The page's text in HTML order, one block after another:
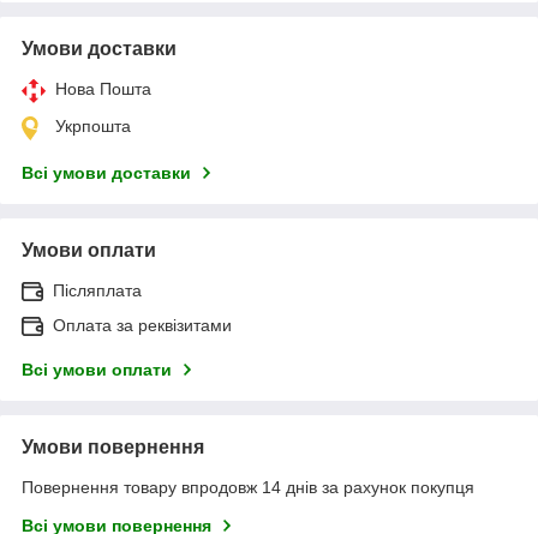
Умови доставки
Нова Пошта
Укрпошта
Всі умови доставки
Умови оплати
Післяплата
Оплата за реквізитами
Всі умови оплати
Умови повернення
Повернення товару впродовж 14 днів за рахунок покупця
Всі умови повернення